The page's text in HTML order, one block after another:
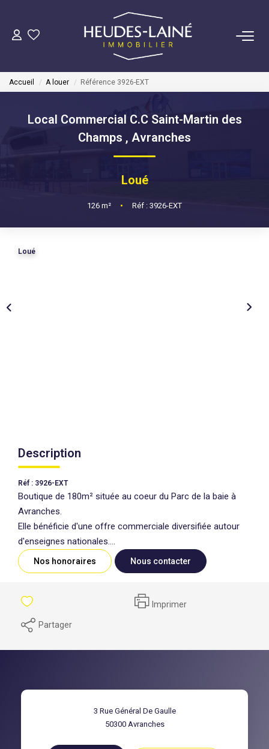
VENDRE
ACHETER
LOUER
Accueil A louer Référence 3926-EXT
Local Commercial C.C Saint-Martin des
Champs , Avranches
Loué
126 m² • Réf : 3926-EXT
Loué
Description
Réf : 3926-EXT
Boutique de 180m² située au coeur du Parc de la baie à
Avranches.
Elle bénéficie d'une offre commerciale diversifiée autour
d'enseignes nationales....
Nos honoraires Nous contacter
Imprimer
Partager
3 Rue Général De Gaulle
50300 Avranches